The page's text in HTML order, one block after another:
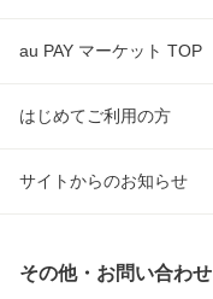
au PAY マーケット TOP
はじめてご利用の方
サイトからのお知らせ
その他・お問い合わせ